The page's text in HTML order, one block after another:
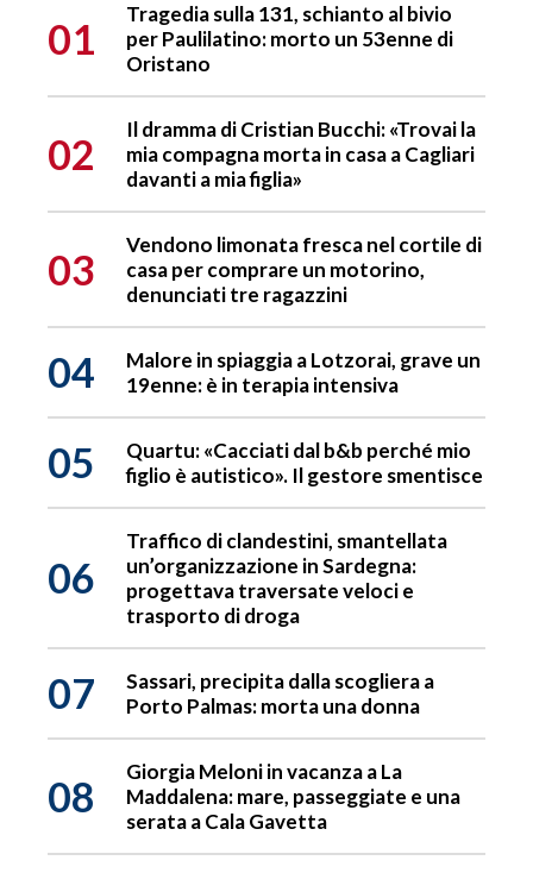
01
Tragedia sulla 131, schianto al bivio
per Paulilatino: morto un 53enne di
Oristano
02
Il dramma di Cristian Bucchi: «Trovai la
mia compagna morta in casa a Cagliari
davanti a mia figlia»
03
Vendono limonata fresca nel cortile di
casa per comprare un motorino,
denunciati tre ragazzini
04
Malore in spiaggia a Lotzorai, grave un
19enne: è in terapia intensiva
05
Quartu: «Cacciati dal b&b perché mio
figlio è autistico». Il gestore smentisce
06
Traffico di clandestini, smantellata
un’organizzazione in Sardegna:
progettava traversate veloci e
trasporto di droga
07
Sassari, precipita dalla scogliera a
Porto Palmas: morta una donna
08
Giorgia Meloni in vacanza a La
Maddalena: mare, passeggiate e una
serata a Cala Gavetta